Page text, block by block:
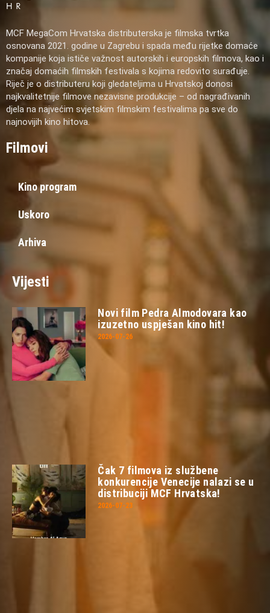
MCF MegaCom Hrvatska distributerska je filmska tvrtka
osnovana 2021. godine u Zagrebu i spada među rijetke domaće
kompanije koja ističe važnost autorskih i europskih filmova, kao i
značaj domaćih filmskih festivala s kojima redovito surađuje.
Riječ je o distributeru koji gledateljima u Hrvatskoj donosi
najkvalitetnije filmove nezavisne produkcije – od nagrađivanih
djela na najvećim svjetskim filmskim festivalima pa sve do
najnovijih kino hitova.
Filmovi
Kino program
Uskoro
Arhiva
Vijesti
Novi film Pedra Almodovara kao
izuzetno uspješan kino hit!
2026-07-26
Čak 7 filmova iz službene
konkurencije Venecije nalazi se u
distribuciji MCF Hrvatska!
2026-07-23